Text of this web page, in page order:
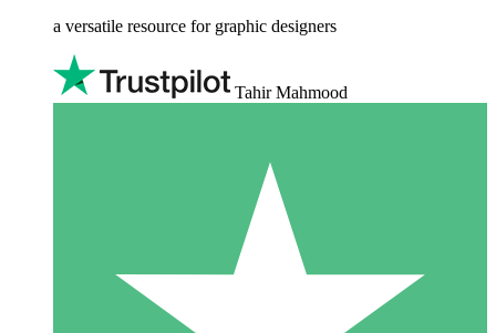
a versatile resource for graphic designers
Tahir Mahmood